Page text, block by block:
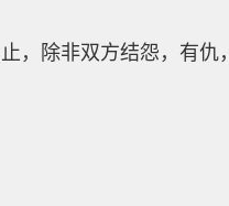
除非双方结怨，有仇